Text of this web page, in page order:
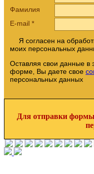
Фамилия
E-mail *
Я согласен на
моих персональных
Оставляя свои данные в
форме, Вы даете свое
персональных данных
Для отправки формы